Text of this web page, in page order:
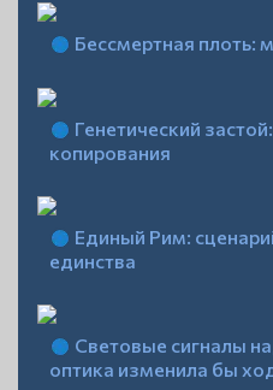
Бессмертная плоть:
Генетический
копирования
Единый Рим:
единства
Световые сигналы
оптика изменила бы